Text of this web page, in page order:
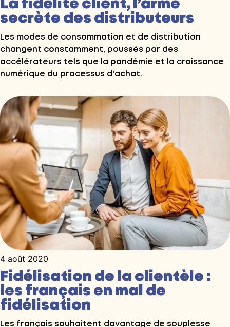
La fidélité client, l’arme
secrète des distributeurs
Les modes de consommation et de distribution
changent constamment, poussés par des
accélérateurs tels que la pandémie et la croissance
numérique du processus d'achat.
4 août 2020
Fidélisation de la clientèle :
les français en mal de
fidélisation
Les français souhaitent davantage de souplesse